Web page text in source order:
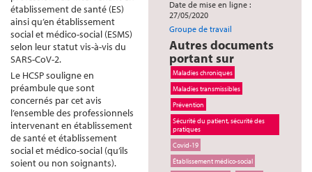
Date de mise en ligne :
27/05/2020
Groupe de travail
Autres documents
portant sur
Maladies chroniques
Maladies transmissibles
Prévention
Sécurité du patient, sécurité des
pratiques
Covid-19
Établissement médico-social
établissement de santé (ES)
ainsi qu’en établissement
social et médico-social (ESMS)
selon leur statut vis-à-vis du
SARS-CoV-2.
Le HCSP souligne en
préambule que sont
concernés par cet avis
l’ensemble des professionnels
intervenant en établissement
de santé et établissement
social et médico-social (qu’ils
soient ou non soignants).